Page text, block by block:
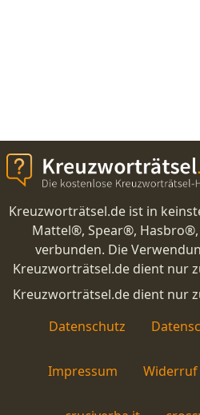
Kreuzworträtsel.de ist in
Mattel®, Spear®,
verbunden. Die
Kreuzworträtsel.de dient nur
Kreuzworträtsel.de dient nur
Datenschutz
Impressum Widerruf